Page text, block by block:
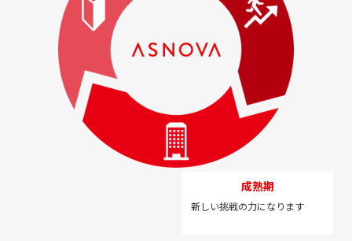
成熟期
新しい挑戦の力になります